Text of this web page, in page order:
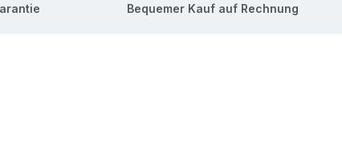
Bequemer Kauf auf Rechnung